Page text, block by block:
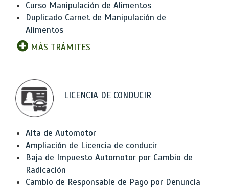
Curso Manipulación de Alimentos
Duplicado Carnet de Manipulación de
Alimentos
MÁS TRÁMITES
LICENCIA DE CONDUCIR
Alta de Automotor
Ampliación de Licencia de conducir
Baja de Impuesto Automotor por Cambio de
Radicación
Cambio de Responsable de Pago por Denuncia